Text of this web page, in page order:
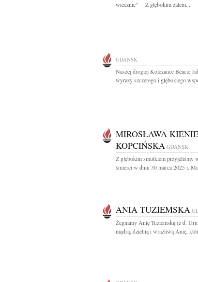
wiecznie" Z głębokim żalem...
GDAŃSK
Naszej drogiej Koleżance Beacie
wyrazy szczerego i głębokiego
MIROSŁAWA
KOPCIŃSKA GDAŃSK
Z głębokim smutkiem przyjęliśmy
śmierci w dniu 30 marca 2025 r.
ANIA TUZIEMSKA
Żegnamy Anię Tuziemską (z d.
mądrą, dzielną i wrażliwą Anię,